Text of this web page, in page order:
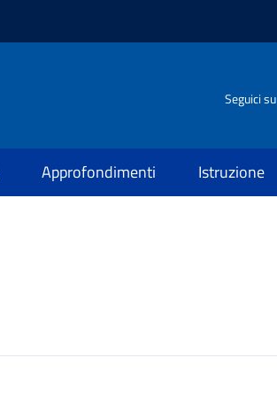
Seguici su
Approfondimenti Istruzione